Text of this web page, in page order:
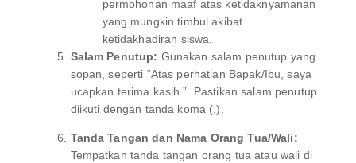
permohonan maaf atas ketidaknyamanan
yang mungkin timbul akibat
ketidakhadiran siswa.
Salam Penutup: Gunakan salam penutup yang
sopan, seperti “Atas perhatian Bapak/Ibu, saya
ucapkan terima kasih.”. Pastikan salam penutup
diikuti dengan tanda koma (,).
Tanda Tangan dan Nama Orang Tua/Wali:
Tempatkan tanda tangan orang tua atau wali di